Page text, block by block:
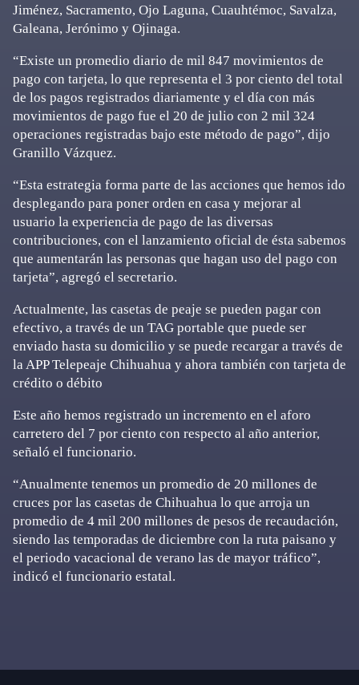
Jiménez, Sacramento, Ojo Laguna, Cuauhtémoc, Savalza,
Galeana, Jerónimo y Ojinaga.
“Existe un promedio diario de mil 847 movimientos de
pago con tarjeta, lo que representa el 3 por ciento del total
de los pagos registrados diariamente y el día con más
movimientos de pago fue el 20 de julio con 2 mil 324
operaciones registradas bajo este método de pago”, dijo
Granillo Vázquez.
“Esta estrategia forma parte de las acciones que hemos ido
desplegando para poner orden en casa y mejorar al
usuario la experiencia de pago de las diversas
contribuciones, con el lanzamiento oficial de ésta sabemos
que aumentarán las personas que hagan uso del pago con
tarjeta”, agregó el secretario.
Actualmente, las casetas de peaje se pueden pagar con
efectivo, a través de un TAG portable que puede ser
enviado hasta su domicilio y se puede recargar a través de
la APP Telepeaje Chihuahua y ahora también con tarjeta de
crédito o débito
Este año hemos registrado un incremento en el aforo
carretero del 7 por ciento con respecto al año anterior,
señaló el funcionario.
“Anualmente tenemos un promedio de 20 millones de
cruces por las casetas de Chihuahua lo que arroja un
promedio de 4 mil 200 millones de pesos de recaudación,
siendo las temporadas de diciembre con la ruta paisano y
el periodo vacacional de verano las de mayor tráfico”,
indicó el funcionario estatal.